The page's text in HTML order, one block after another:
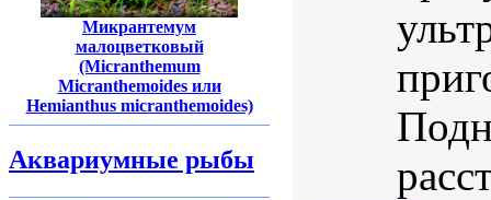
Микрантемум
малоцветковый
(Micranthemum
Micranthemoides или
Hemianthus micranthemoides)
Аквариумные рыбы